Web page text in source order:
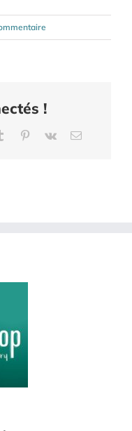
!
Tumblr Pinterest
Vk Email